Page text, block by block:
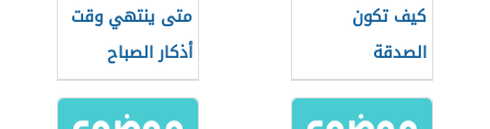
كيف تكون
الصدقة
متى ينتهي وقت
أذكار الصباح